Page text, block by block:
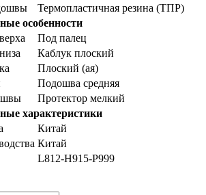
Термопластичная резина (ТПР)
особенности
Под палец
Каблук плоский
Плоский (ая)
Подошва средняя
Протектор мелкий
характеристики
Китай
Китай
L812-H915-P999